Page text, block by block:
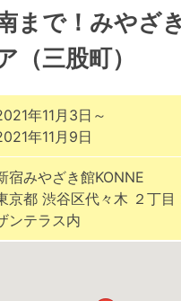
まで！みやざ
（三股町）
年11月3日～
年11月9日
宿みやざき館KONNE
京都 渋谷区代々木 ２丁目
ンテラス内